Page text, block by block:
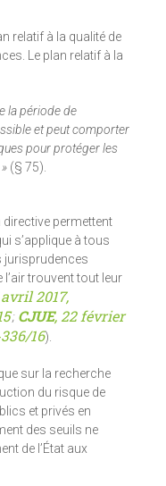
relatif à la qualité de
Le plan relatif à la
la période de
et peut comporter
pour protéger les
(§ 75).
directive permettent
s’applique à tous
jurisprudences
l’air trouvent tout leur
avril 2017,
; CJUE, 22 février
16).
sur la recherche
du risque de
et privés en
des seuils ne
de l’État aux